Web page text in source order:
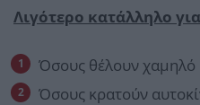
Λιγότερο κατάλληλο για
Όσους θέλουν χαμηλό
Όσους κρατούν